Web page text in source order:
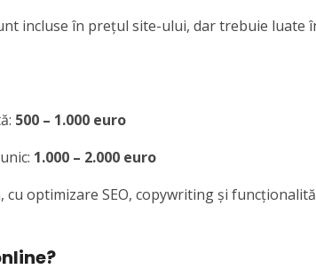
incluse în prețul site-ului, dar trebuie luate
500 – 1.000 euro
1.000 – 2.000 euro
cu optimizare SEO, copywriting și